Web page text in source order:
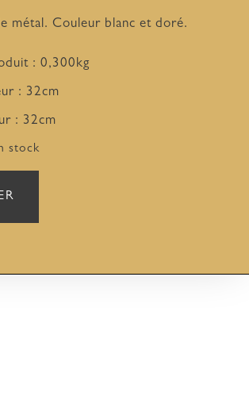
métal. Couleur blanc et doré.
: 0,300kg
: 32cm
: 32cm
stock